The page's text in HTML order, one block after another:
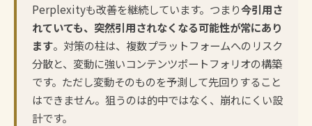
Perplexityも改善を継続しています。つまり今引用さ
れていても、突然引用されなくなる可能性が常にあり
ます。対策の柱は、複数プラットフォームへのリスク
分散と、変動に強いコンテンツポートフォリオの構築
です。ただし変動そのものを予測して先回りすること
はできません。狙うのは的中ではなく、崩れにくい設
計です。